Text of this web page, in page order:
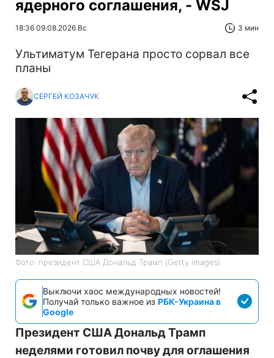
ядерного соглашения, - WSJ
18:36 09.08.2026 Вс 3 мин
Ультиматум Тегерана просто сорвал все
планы
СЕРГЕЙ КОЗАЧУК
Фото: президент США Дональд Трамп (Getty Images)
Выключи хаос международных новостей!
Получай только важное из РБК-Украина в
Google
Президент США Дональд Трамп
неделями готовил почву для оглашения